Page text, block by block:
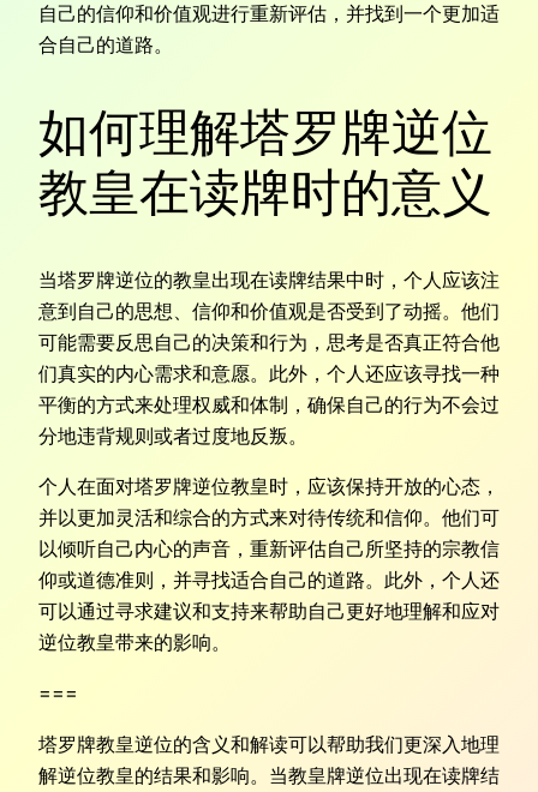
自己的信仰和价值观进行重新评估，并找到一个更加适
合自己的道路。
如何理解塔罗牌逆位
教皇在读牌时的意义
当塔罗牌逆位的教皇出现在读牌结果中时，个人应该注
意到自己的思想、信仰和价值观是否受到了动摇。他们
可能需要反思自己的决策和行为，思考是否真正符合他
们真实的内心需求和意愿。此外，个人还应该寻找一种
平衡的方式来处理权威和体制，确保自己的行为不会过
分地违背规则或者过度地反叛。
个人在面对塔罗牌逆位教皇时，应该保持开放的心态，
并以更加灵活和综合的方式来对待传统和信仰。他们可
以倾听自己内心的声音，重新评估自己所坚持的宗教信
仰或道德准则，并寻找适合自己的道路。此外，个人还
可以通过寻求建议和支持来帮助自己更好地理解和应对
逆位教皇带来的影响。
===
塔罗牌教皇逆位的含义和解读可以帮助我们更深入地理
解逆位教皇的结果和影响。当教皇牌逆位出现在读牌结